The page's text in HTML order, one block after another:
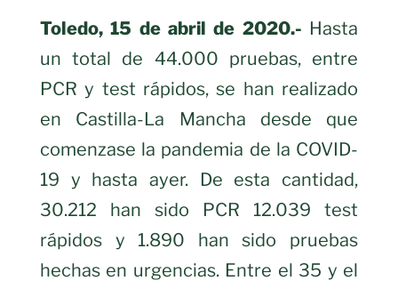
Toledo, 15 de abril de 2020.- Hasta
un total de 44.000 pruebas, entre
PCR y test rápidos, se han realizado
en Castilla-La Mancha desde que
comenzase la pandemia de la COVID-
19 y hasta ayer. De esta cantidad,
30.212 han sido PCR 12.039 test
rápidos y 1.890 han sido pruebas
hechas en urgencias. Entre el 35 y el